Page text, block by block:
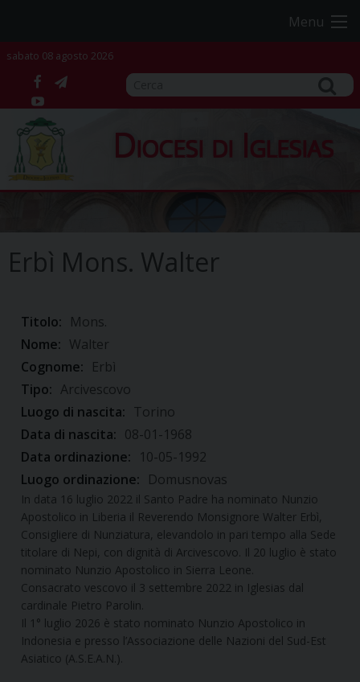
content
Menu
sabato 08 agosto 2026
facebook
telegram
YouTube
Diocesi di Iglesias
Erbì Mons. Walter
Titolo: Mons.
Nome: Walter
Cognome: Erbì
Tipo: Arcivescovo
Luogo di nascita: Torino
Data di nascita: 08-01-1968
Data ordinazione: 10-05-1992
Luogo ordinazione: Domusnovas
In data 16 luglio 2022 il Santo Padre ha nominato Nunzio
Apostolico in Liberia il Reverendo Monsignore Walter Erbì,
Consigliere di Nunziatura, elevandolo in pari tempo alla Sede
titolare di Nepi, con dignità di Arcivescovo. Il 20 luglio è stato
nominato Nunzio Apostolico in Sierra Leone.
Consacrato vescovo il 3 settembre 2022 in Iglesias dal
cardinale Pietro Parolin.
Il 1° luglio 2026 è stato nominato Nunzio Apostolico in
Indonesia e presso l’Associazione delle Nazioni del Sud-Est
Asiatico (A.S.E.A.N.).